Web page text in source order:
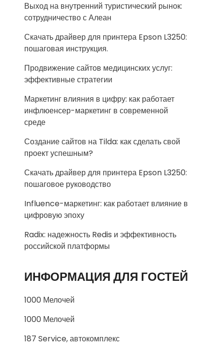
Выход на внутренний туристический рынок:
сотрудничество с Алеан
Скачать драйвер для принтера Epson L3250:
пошаговая инструкция.
Продвижение сайтов медицинских услуг:
эффективные стратегии
Маркетинг влияния в цифру: как работает
инфлюенсер-маркетинг в современной
среде
Создание сайтов на Tilda: как сделать свой
проект успешным?
Скачать драйвер для принтера Epson L3250:
пошаговое руководство
Influence-маркетинг: как работает влияние в
цифровую эпоху
Radix: надежность Redis и эффективность
российской платформы
ИНФОРМАЦИЯ ДЛЯ ГОСТЕЙ
1000 Мелочей
1000 Мелочей
187 Service, автокомплекс